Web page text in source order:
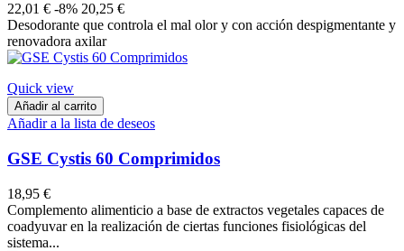
22,01 € -8% 20,25 €
Desodorante que controla el mal olor y con acción despigmentante y
renovadora axilar
Quick view
Añadir al carrito
Añadir a la lista de deseos
GSE Cystis 60 Comprimidos
18,95 €
Complemento alimenticio a base de extractos vegetales capaces de
coadyuvar en la realización de ciertas funciones fisiológicas del
sistema...